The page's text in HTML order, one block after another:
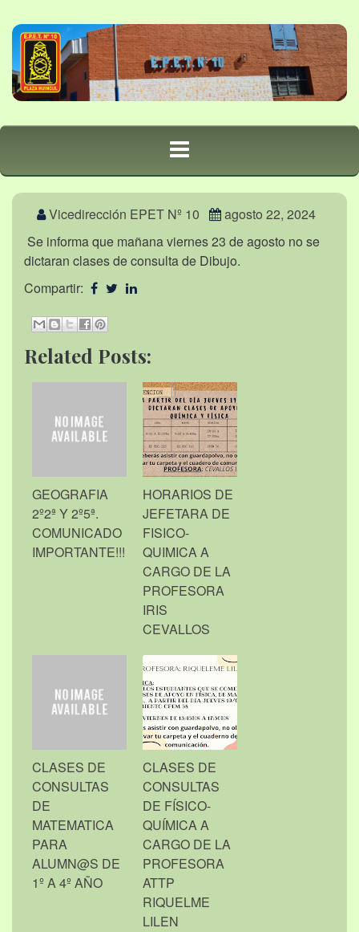
Vicedirección EPET Nº 10
agosto 22, 2024
Se informa que mañana viernes 23 de agosto no se
dictaran clases de consulta de Dibujo.
Compartir:
Related Posts:
GEOGRAFIA
2º2ª Y 2º5ª.
COMUNICADO
IMPORTANTE!!!
HORARIOS DE
JEFETARA DE
FISICO-
QUIMICA A
CARGO DE LA
PROFESORA
IRIS
CEVALLOS
CLASES DE
CONSULTAS
DE
MATEMATICA
PARA
ALUMN@S DE
1º A 4º AÑO
CLASES DE
CONSULTAS
DE FÍSICO-
QUÍMICA A
CARGO DE LA
PROFESORA
ATTP
RIQUELME
LILEN